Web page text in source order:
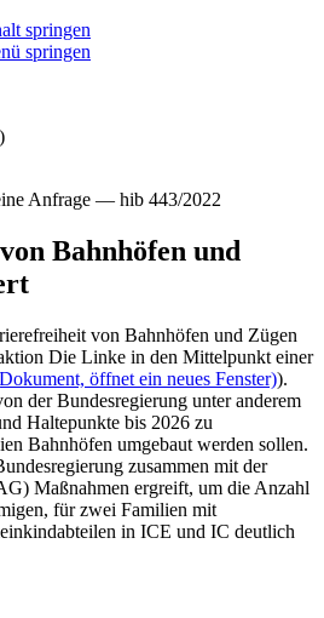
springen
springen
Anfrage — hib 443/2022
Bahnhöfen und
von Bahnhöfen und Zügen
Die Linke in den Mittelpunkt einer
öffnet ein neues Fenster)).
der Bundesregierung unter anderem
Haltepunkte bis 2026 zu
Bahnhöfen umgebaut werden sollen.
zusammen mit der
Maßnahmen ergreift, um die Anzahl
für zwei Familien mit
in ICE und IC deutlich